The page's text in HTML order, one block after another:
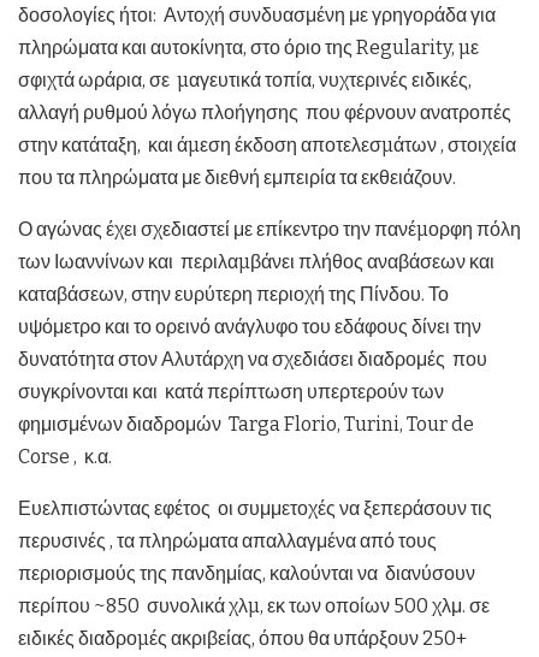
δοσολογίες ήτοι: Αντοχή συνδυασμένη με γρηγοράδα για
πληρώματα και αυτοκίνητα, στο όριο της Regularity, µε
σφιχτά ωράρια, σε µαγευτικά τοπία, νυχτερινές ειδικές,
αλλαγή ρυθμού λόγω πλοήγησης που φέρνουν ανατροπές
στην κατάταξη, και άµεση έκδοση αποτελεσµάτων , στοιχεία
που τα πληρώματα με διεθνή εμπειρία τα εκθειάζουν.
Ο αγώνας έχει σχεδιαστεί με επίκεντρο την πανέµορφη πόλη
των Ιωαννίνων και περιλαµβάνει πλήθος αναβάσεων και
καταβάσεων, στην ευρύτερη περιοχή της Πίνδου. Το
υψόμετρο και το ορεινό ανάγλυφο του εδάφους δίνει την
δυνατότητα στον Αλυτάρχη να σχεδιάσει διαδρομές που
συγκρίνονται και κατά περίπτωση υπερτερούν των
φημισμένων διαδρομών Targa Florio, Turini, Tour de
Corse , κ.α.
Ευελπιστώντας εφέτος οι συμμετοχές να ξεπεράσουν τις
περυσινές , τα πληρώματα απαλλαγμένα από τους
περιορισμούς της πανδημίας, καλούνται να διανύσουν
περίπου ~850 συνολικά χλµ, εκ των οποίων 500 χλμ. σε
ειδικές διαδροµές ακριβείας, όπου θα υπάρξουν 250+